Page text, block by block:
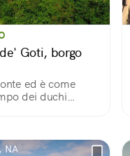
Goti, borgo
ed è come
dei duchi
NA